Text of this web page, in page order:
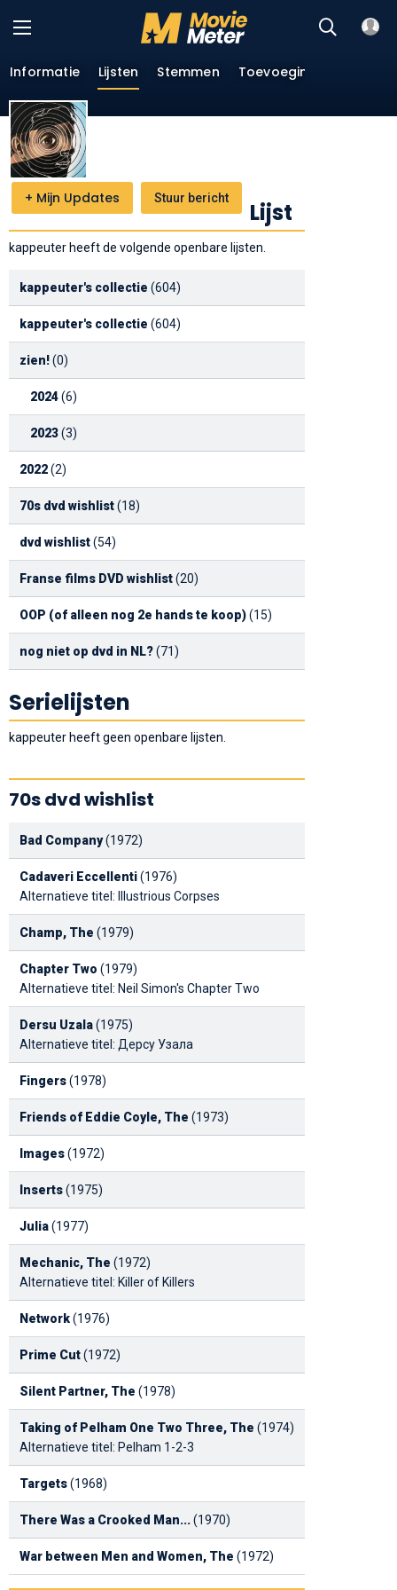
+ Mijn Updates Stuur bericht
Informatie Lijsten Stemmen Toevoegingen
Lijst
kappeuter heeft de volgende openbare lijsten.
kappeuter's collectie (604)
kappeuter's collectie (604)
zien!(0)
2024(6)
2023(3)
2022(2)
70s dvd wishlist(18)
dvd wishlist(54)
Franse films DVD wishlist(20)
OOP (of alleen nog 2e hands te koop)(15)
nog niet op dvd in NL?(71)
Serielijsten
kappeuter heeft geen openbare lijsten.
70s dvd wishlist
Bad Company(1972)
Cadaveri Eccellenti(1976)
Alternatieve titel: Illustrious Corpses
Champ, The (1979)
Chapter Two (1979)
Alternatieve titel: Neil Simon's Chapter Two
Dersu Uzala(1975)
Alternatieve titel: Дерсу Узала
Fingers(1978)
Friends of Eddie Coyle, The (1973)
Images(1972)
Inserts(1975)
Julia(1977)
Mechanic, The (1972)
Alternatieve titel: Killer of Killers
Network(1976)
Prime Cut(1972)
Silent Partner, The (1978)
Taking of Pelham One Two Three, The (1974)
Alternatieve titel: Pelham 1-2-3
Targets(1968)
There Was a Crooked Man...(1970)
War between Men and Women, The (1972)